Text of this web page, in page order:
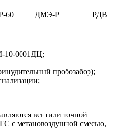
60 ДМЭ-Р РДВ
10-0001ДЦ;
пробозабор);
вентили точной
с метановоздушной смесью,